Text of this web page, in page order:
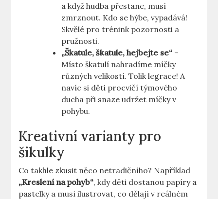
a když hudba přestane, musí
zmrznout. Kdo se hýbe, vypadává!
Skvělé pro trénink pozornosti a
pružnosti.
„Škatule, škatule, hejbejte se“ –
Místo škatulí nahradíme míčky
různých velikostí. Tolik legrace! A
navíc si děti procvičí týmového
ducha při snaze udržet míčky v
pohybu.
Kreativní varianty pro
šikulky
Co takhle zkusit něco netradičního? Například
„Kreslení na pohyb“, kdy děti dostanou papíry a
pastelky a musí ilustrovat, co dělají v reálném